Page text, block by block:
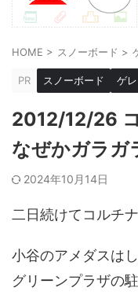
HOME > スノーボード >
PR スノーボード ゲ
2012/12/26
なぜかガラガ
2024年10月14日
二日続けてコルチナ
小谷のアメダスは
グリーンプラザの